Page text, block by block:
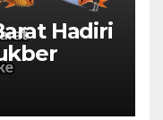
Hadiri